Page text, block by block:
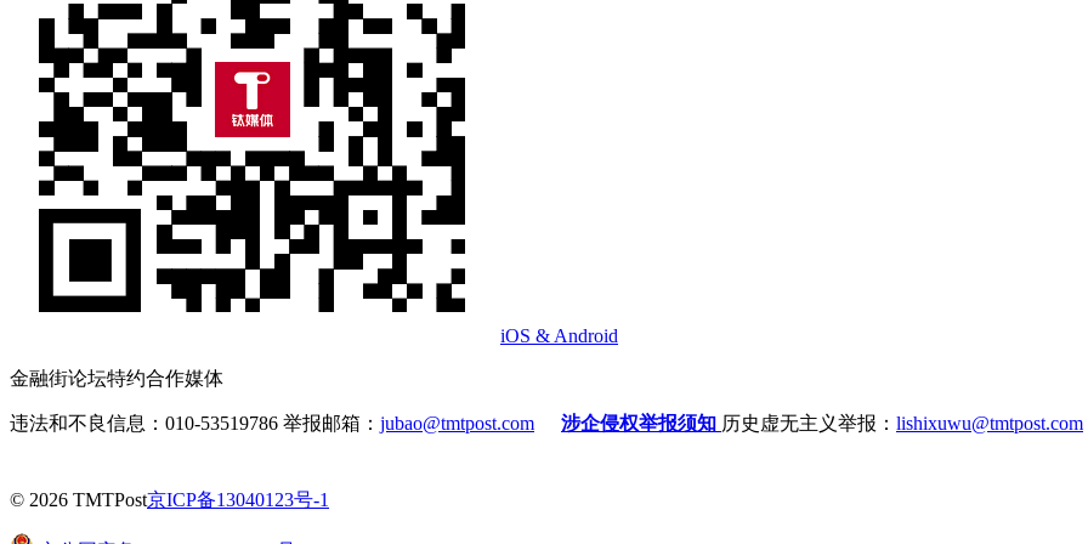
iOS & Android
金融街论坛特约合作媒体
违法和不良信息：010-53519786 举报邮箱： jubao@tmtpost.com 涉企侵权举报须知 历史虚无主义举报： lishixuwu@tmtpost.com
© 2026 TMTPost京ICP备13040123号-1